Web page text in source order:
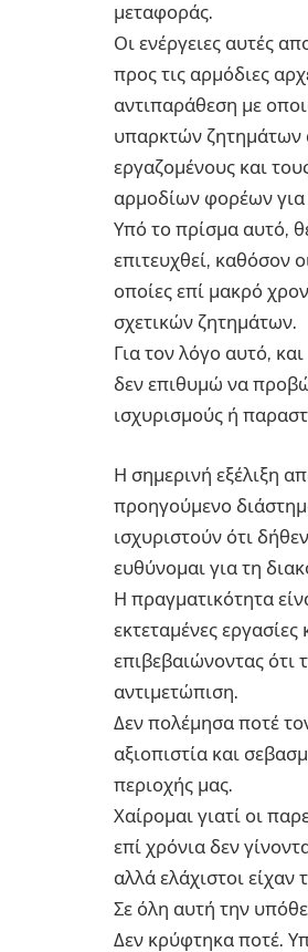
μεταφοράς.
Οι ενέργειες αυτές
προς τις αρμόδιες
αντιπαράθεση με
υπαρκτών ζητημάτων
εργαζομένους και
αρμοδίων φορέων
Υπό το πρίσμα αυτό,
επιτευχθεί, καθόσον
οποίες επί μακρό
σχετικών ζητημάτων.
Για τον λόγο αυτό,
δεν επιθυμώ να
ισχυρισμούς ή
Η σημερινή εξέλιξη
προηγούμενο
ισχυριστούν ότι
ευθύνομαι για τη
Η πραγματικότητα
εκτεταμένες
επιβεβαιώνοντας
αντιμετώπιση.
Δεν πολέμησα ποτέ
αξιοπιστία και
περιοχής μας.
Χαίρομαι γιατί οι
επί χρόνια δεν
αλλά ελάχιστοι
Σε όλη αυτή την
Δεν κρύφτηκα ποτέ.